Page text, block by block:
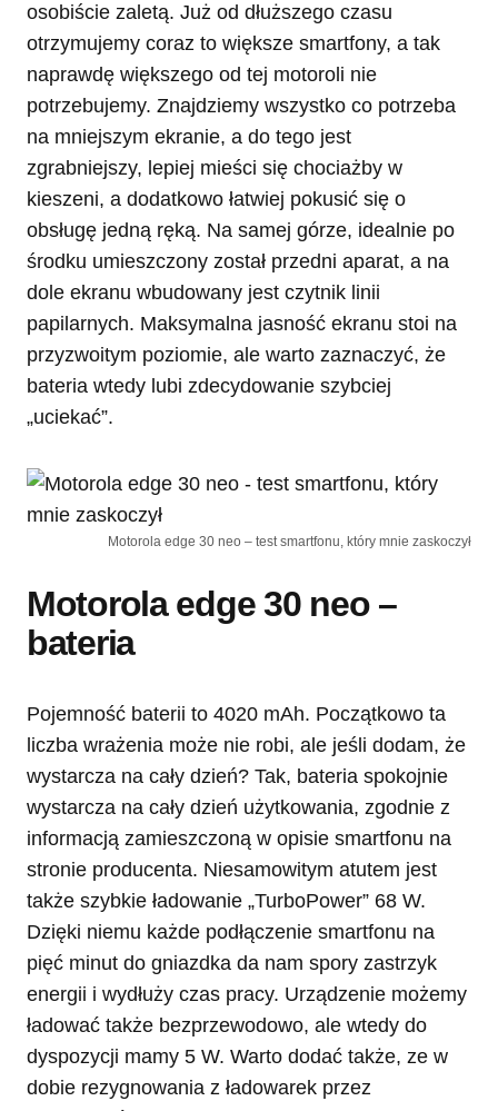
osobiście zaletą. Już od dłuższego czasu
otrzymujemy coraz to większe smartfony, a tak
naprawdę większego od tej motoroli nie
potrzebujemy. Znajdziemy wszystko co potrzeba
na mniejszym ekranie, a do tego jest
zgrabniejszy, lepiej mieści się chociażby w
kieszeni, a dodatkowo łatwiej pokusić się o
obsługę jedną ręką. Na samej górze, idealnie po
środku umieszczony został przedni aparat, a na
dole ekranu wbudowany jest czytnik linii
papilarnych. Maksymalna jasność ekranu stoi na
przyzwoitym poziomie, ale warto zaznaczyć, że
bateria wtedy lubi zdecydowanie szybciej
„uciekać”.
Motorola edge 30 neo – test smartfonu, który mnie zaskoczył
Motorola edge 30 neo –
bateria
Pojemność baterii to 4020 mAh. Początkowo ta
liczba wrażenia może nie robi, ale jeśli dodam, że
wystarcza na cały dzień? Tak, bateria spokojnie
wystarcza na cały dzień użytkowania, zgodnie z
informacją zamieszczoną w opisie smartfonu na
stronie producenta. Niesamowitym atutem jest
także szybkie ładowanie „TurboPower” 68 W.
Dzięki niemu każde podłączenie smartfonu na
pięć minut do gniazdka da nam spory zastrzyk
energii i wydłuży czas pracy. Urządzenie możemy
ładować także bezprzewodowo, ale wtedy do
dyspozycji mamy 5 W. Warto dodać także, ze w
dobie rezygnowania z ładowarek przez